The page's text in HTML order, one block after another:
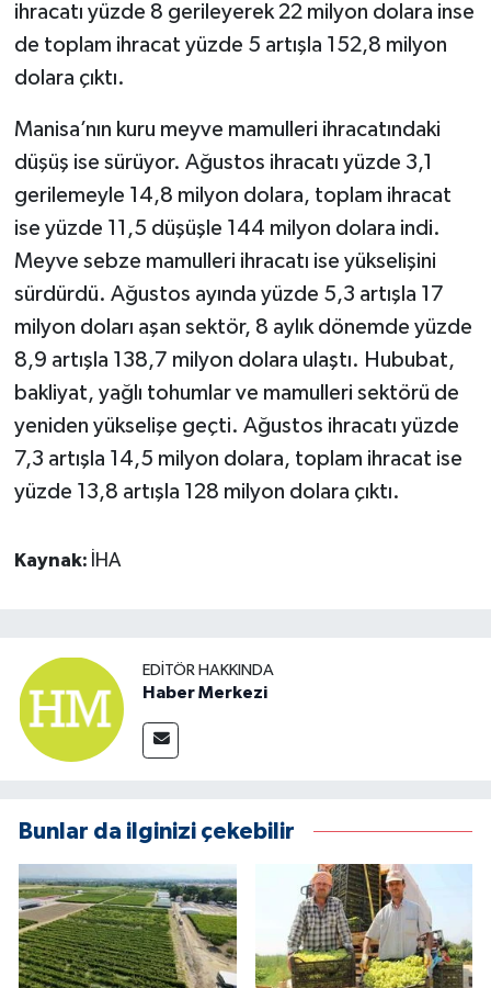
ihracatı yüzde 8 gerileyerek 22 milyon dolara inse
de toplam ihracat yüzde 5 artışla 152,8 milyon
dolara çıktı.
Manisa’nın kuru meyve mamulleri ihracatındaki
düşüş ise sürüyor. Ağustos ihracatı yüzde 3,1
gerilemeyle 14,8 milyon dolara, toplam ihracat
ise yüzde 11,5 düşüşle 144 milyon dolara indi.
Meyve sebze mamulleri ihracatı ise yükselişini
sürdürdü. Ağustos ayında yüzde 5,3 artışla 17
milyon doları aşan sektör, 8 aylık dönemde yüzde
8,9 artışla 138,7 milyon dolara ulaştı. Hububat,
bakliyat, yağlı tohumlar ve mamulleri sektörü de
yeniden yükselişe geçti. Ağustos ihracatı yüzde
7,3 artışla 14,5 milyon dolara, toplam ihracat ise
yüzde 13,8 artışla 128 milyon dolara çıktı.
Kaynak: İHA
EDITÖR HAKKINDA
Haber Merkezi
Bunlar da ilginizi çekebilir